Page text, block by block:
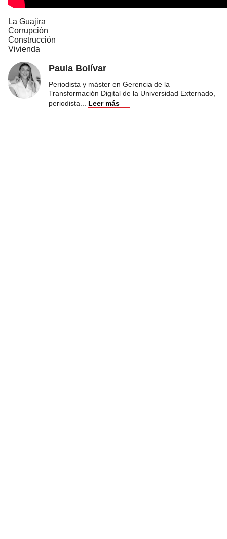
La Guajira
Corrupción
Construcción
Vivienda
Paula Bolívar
Periodista y máster en Gerencia de la
Transformación Digital de la Universidad Externado,
periodista
Leer más